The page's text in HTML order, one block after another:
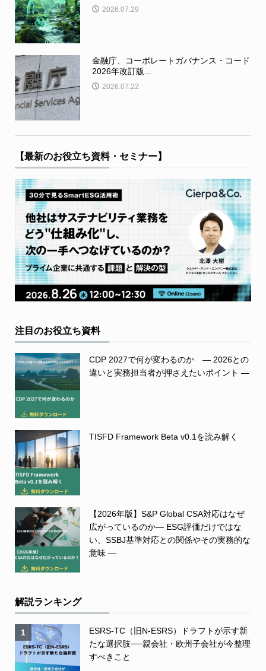
2026.07.29
金融庁、コーポレートガバナンス・コード
2026年改訂版...
2026.07.22
【最新のお役立ち資料・セミナー】
注目のお役立ち資料
CDP 2027で何が変わるのか ― 2026との
違いと実務担当者が押さえたいポイント ―
TISFD Framework Beta v0.1を読み解く
【2026年版】S&P Global CSA対応はなぜ
広がっているのか― ESG評価だけではな
い、SSBJ基準対応との関係やその実務的な
意味 ―
解説ランキング
1
ESRS-TC（旧N-ESRS）ドラフトが示す新
たな選択肢──親会社・欧州子会社が今整理
すべきこと